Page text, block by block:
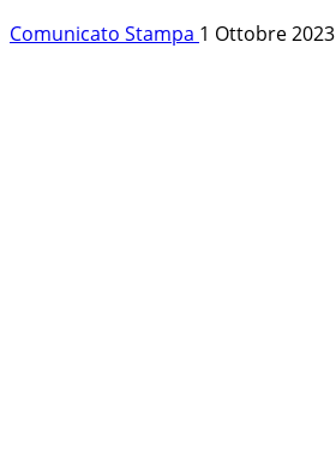
Comunicato Stampa 1 Ottobre 2023